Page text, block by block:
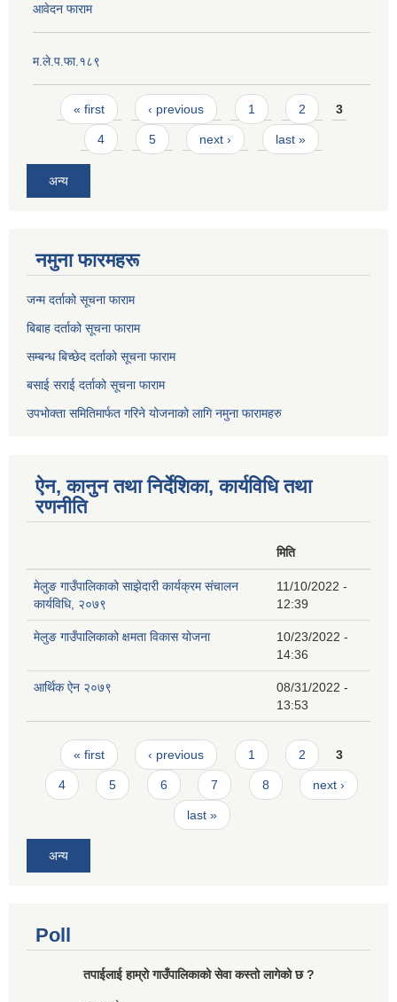
आवेदन फाराम
म.ले.प.फा.१८९
Pages
« first ‹ previous 1 2 3
4 5 next › last »
अन्य
नमुना फारमहरू
जन्म दर्ताको सूचना फाराम
बिबाह दर्ताको सूचना फाराम
सम्बन्ध बिच्छेद दर्ताको सूचना फाराम
बसाई सराई दर्ताको सूचना फाराम
उपभोक्ता समितिमार्फत गरिने योजनाको लागि नमुना फारामहरु
ऐन, कानुन तथा निर्देशिका, कार्यविधि तथा
रणनीति
मिति
मेलुङ गाउँपालिकाको साझेदारी कार्यक्रम संचालन
कार्यविधि, २०७९
11/10/2022 -
12:39
मेलुङ गाउँपालिकाको क्षमता विकास योजना
10/23/2022 -
14:36
आर्थिक ऐन २०७९
08/31/2022 -
13:53
Pages
« first ‹ previous 1 2 3
4 5 6 7 8 next ›
last »
अन्य
Poll
तपाईलाई हाम्राे गाउँपालिकाको सेवा कस्तो लागेको छ ?